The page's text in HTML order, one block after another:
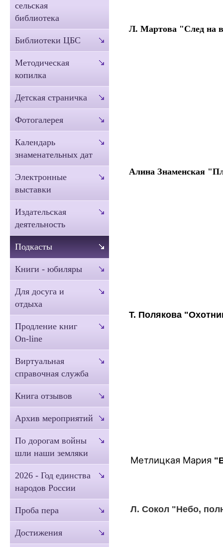
Л. Мартова "След на
Алина Знаменская
Т. Полякова
Метлицкая Мария
Л. Сокол "Небо,
сельская
библиотека
Библиотеки ЦБС
Методическая
копилка
Детская страничка
Фотогалерея
Календарь
знаменательных дат
Электронные
выставки
Издательская
деятельность
Подкасты
Книги - юбиляры
Для досуга и
отдыха
Продление книг
On-line
Виртуальная
справочная служба
Книга отзывов
Архив мероприятий
По дорогам войны
шли наши земляки
2026 - Год единства
народов России
Проба пера
Достижения